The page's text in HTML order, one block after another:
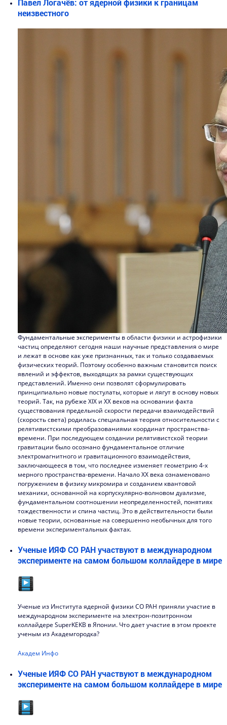
неизвестного
Фундаментальные эксперименты в области физики и астрофизики
частиц определяют сегодня наши научные представления о мире
и лежат в основе как уже признанных, так и только создаваемых
физических теорий. Поэтому особенно важным становится поиск
явлений и эффектов, выходящих за рамки существующих
представлений. Именно они позволят сформулировать
принципиально новые постулаты, которые и лягут в основу новых
теорий. Так, на рубеже XIX и XX веков на основании факта
существования предельной скорости передачи взаимодействий
(скорость света) родилась специальная теория относительности с
релятивистскими преобразованиями координат пространства-
времени. При последующем создании релятивистской теории
гравитации было осознано фундаментальное отличие
электромагнитного и гравитационного взаимодействия,
заключающееся в том, что последнее изменяет геометрию 4-х
мерного пространства-времени. Начало XX века ознаменовано
погружением в физику микромира и созданием квантовой
механики, основанной на корпускулярно-волновом дуализме,
фундаментальном соотношении неопределенностей, понятиях
тождественности и спина частиц. Это в действительности были
новые теории, основанные на совершенно необычных для того
времени экспериментальных фактах.
Ученые ИЯФ СО РАН участвуют в международном
эксперименте на самом большом коллайдере в мире
Ученые из Института ядерной физики СО РАН приняли участие в
международном эксперименте на электрон-позитронном
коллайдере SuperKEKB в Японии. Что дает участие в этом проекте
ученым из Академгородка?
Академ Инфо
Ученые ИЯФ СО РАН участвуют в международном
эксперименте на самом большом коллайдере в мире